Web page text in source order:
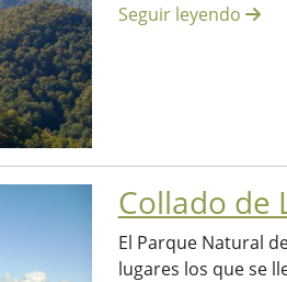
Seguir leyendo
Collado de
El Parque Natural
lugares los que se